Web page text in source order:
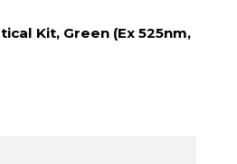
Kit, Green (Ex 525nm,